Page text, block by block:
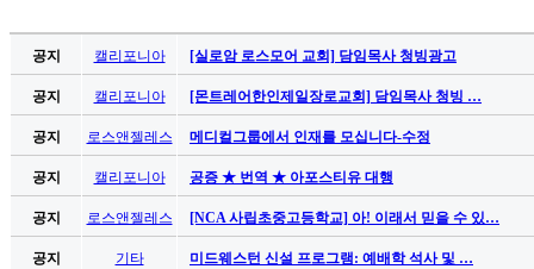
공지 캘리포니아 [실로암 로스모어 교회] 담임목사 청빙광고
공지 캘리포니아 [몬트레어한인제일장로교회] 담임목사 청빙 …
공지 로스앤젤레스 메디컬그룹에서 인재를 모십니다-수정
공지 캘리포니아 공증 ★ 번역 ★ 아포스티유 대행
공지 로스앤젤레스 [NCA 사립초중고등학교] 아! 이래서 믿을 수 있…
공지 기타 미드웨스턴 신설 프로그램: 예배학 석사 및 …